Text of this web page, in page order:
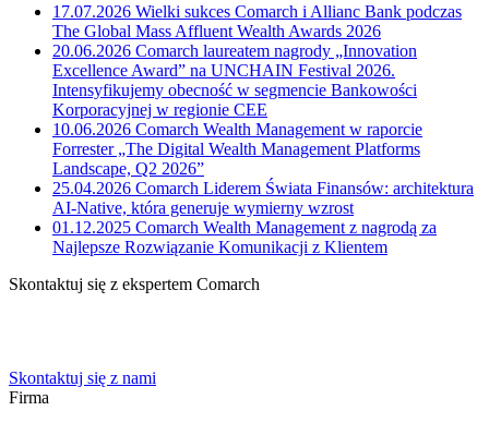
17.07.2026 Wielki sukces Comarch i Allianc Bank podczas
The Global Mass Affluent Wealth Awards 2026
20.06.2026 Comarch laureatem nagrody „Innovation
Excellence Award” na UNCHAIN Festival 2026.
Intensyfikujemy obecność w segmencie Bankowości
Korporacyjnej w regionie CEE
10.06.2026 Comarch Wealth Management w raporcie
Forrester „The Digital Wealth Management Platforms
Landscape, Q2 2026”
25.04.2026 Comarch Liderem Świata Finansów: architektura
AI-Native, która generuje wymierny wzrost
01.12.2025 Comarch Wealth Management z nagrodą za
Najlepsze Rozwiązanie Komunikacji z Klientem
Skontaktuj się z ekspertem Comarch
Skontaktuj się z nami
Firma